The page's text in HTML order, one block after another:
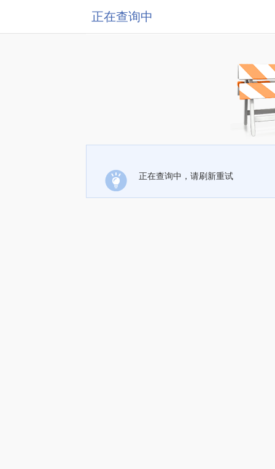
正在查询中
正在查询中，请刷新重试